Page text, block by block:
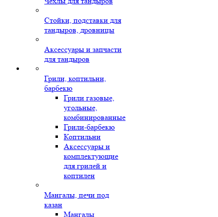
Стойки, подставки для
тандыров, дровницы
Аксессуары и запчасти
для тандыров
Грили, коптильни,
барбекю
Грили газовые,
угольные,
комбинированные
Грили-барбекю
Коптильни
Аксессуары и
комплектующие
для грилей и
коптилен
Мангалы, печи под
казан
Мангалы